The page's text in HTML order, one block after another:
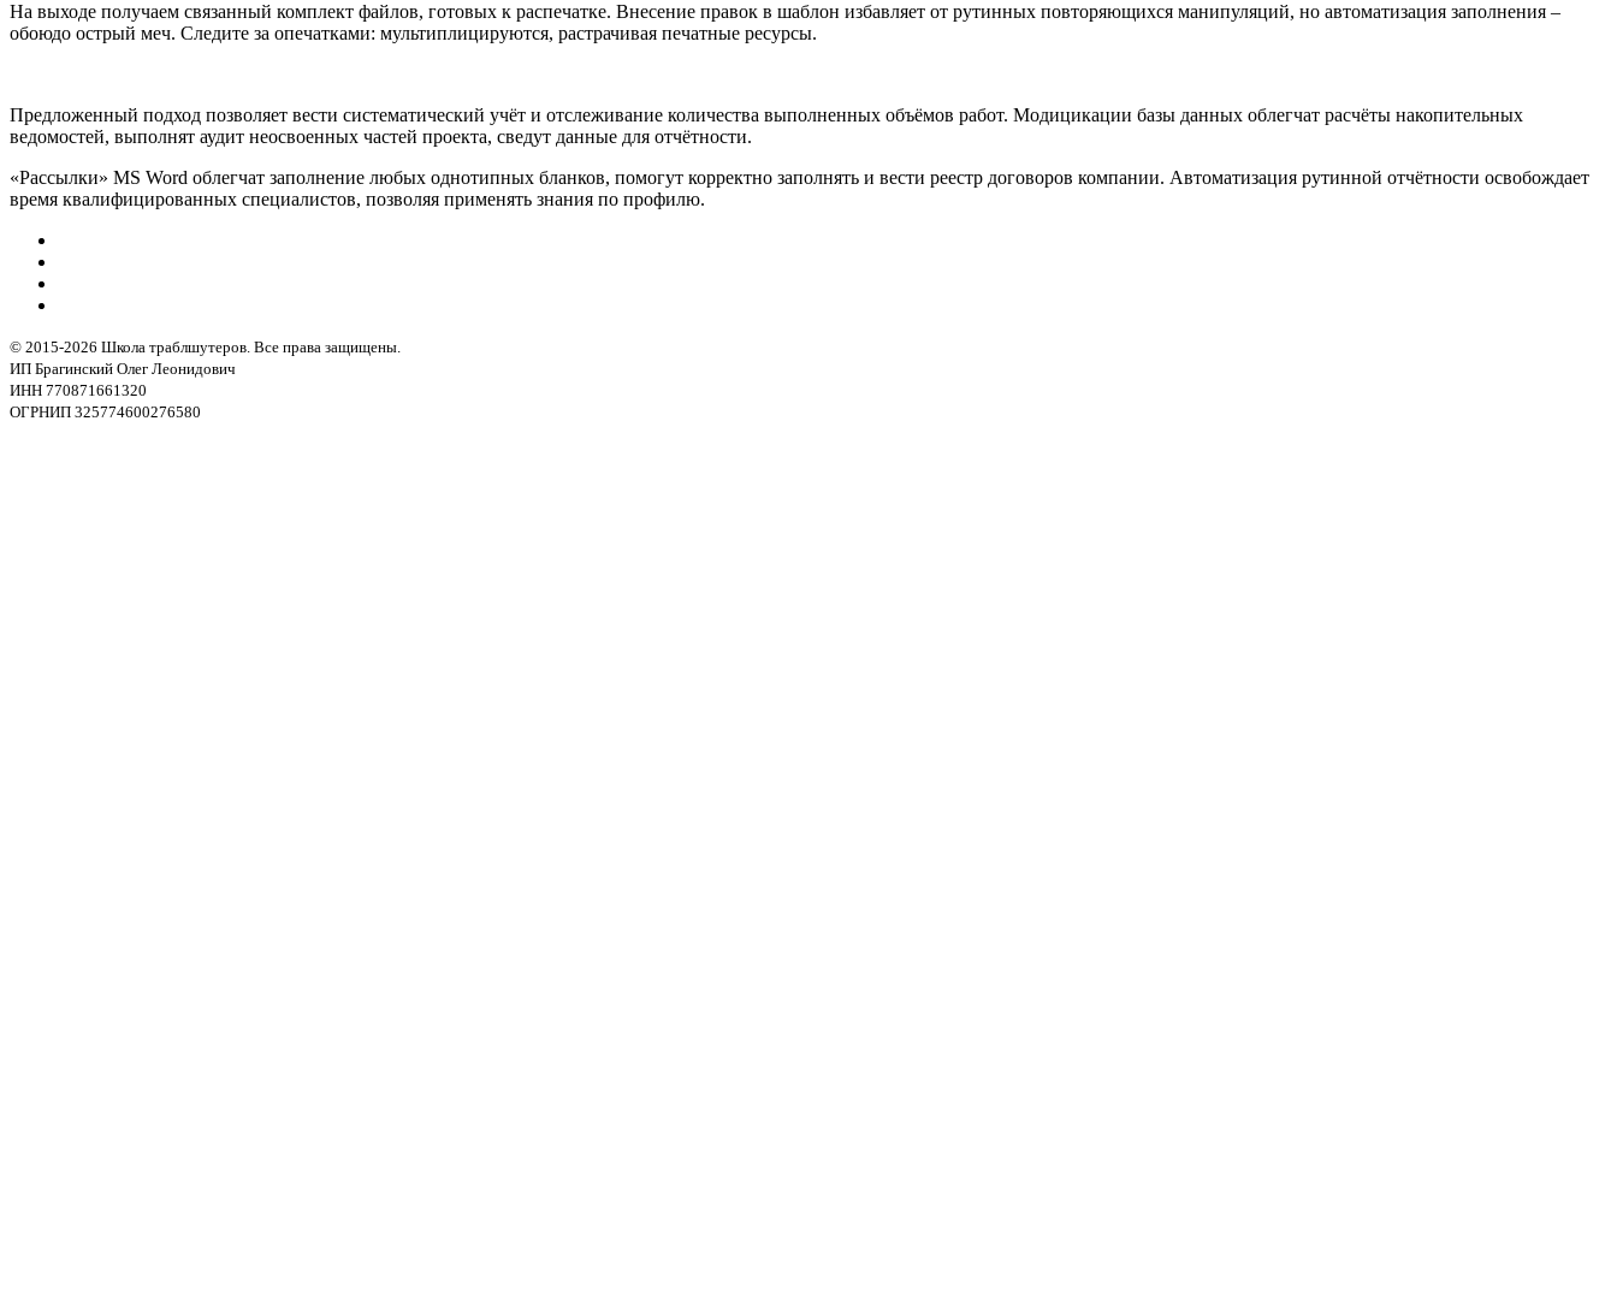
На выходе получаем связанный комплект файлов, готовых к распечатке. Внесение правок в шаблон избавляет от рутинных повторяющихся манипуляций, но автоматизация заполнения –
обоюдо острый меч. Следите за опечатками: мультиплицируются, растрачивая печатные ресурсы.
Предложенный подход позволяет вести систематический учёт и отслеживание количества выполненных объёмов работ. Модицикации базы данных облегчат расчёты накопительных
ведомостей, выполнят аудит неосвоенных частей проекта, сведут данные для отчётности.
«Рассылки» MS Word облегчат заполнение любых однотипных бланков, помогут корректно заполнять и вести реестр договоров компании. Автоматизация рутинной отчётности освобождает
время квалифицированных специалистов, позволяя применять знания по профилю.
© 2015-2026 Школа траблшутеров. Все права защищены.
ИП Брагинский Олег Леонидович
ИНН 770871661320
ОГРНИП 325774600276580